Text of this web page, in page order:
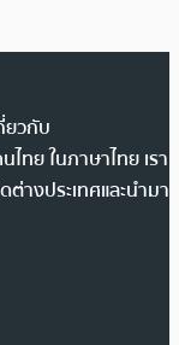
ยวกับ
ทย ในภาษาไทย เรา
างประเทศและนำมา